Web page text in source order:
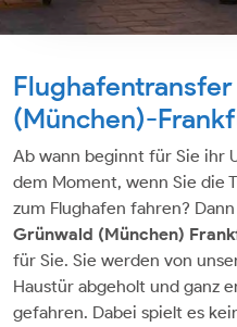
(München)-
Ab wann beginnt für Sie ihr
dem Moment, wenn Sie die
zum Flughafen fahren?
Grünwald (München)
für Sie. Sie werden von
Haustür abgeholt und ganz
gefahren. Dabei spielt es